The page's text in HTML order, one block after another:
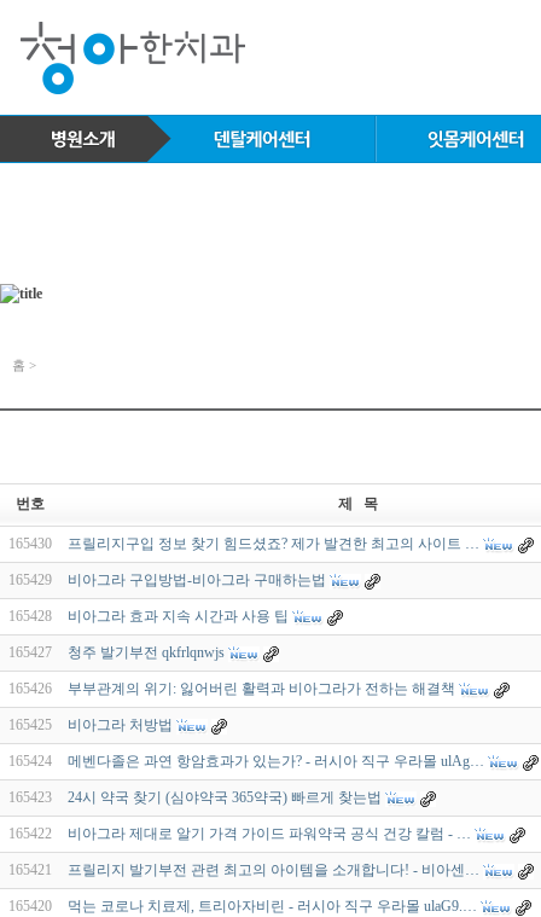
홈 >
번호 제 목
165430 프릴리지구입 정보 찾기 힘드셨죠? 제가 발견한 최고의 사이트 …
165429 비아그라 구입방법-비아그라 구매하는법
165428 비아그라 효과 지속 시간과 사용 팁
165427 청주 발기부전 qkfrlqnwjs
165426 부부관계의 위기: 잃어버린 활력과 비아그라가 전하는 해결책
165425 비아그라 처방법
165424 메벤다졸은 과연 항암효과가 있는가? - 러시아 직구 우라몰 ulAg…
165423 24시 약국 찾기 (심야약국 365약국) 빠르게 찾는법
165422 비아그라 제대로 알기 가격 가이드 파워약국 공식 건강 칼럼 - …
165421 프릴리지 발기부전 관련 최고의 아이템을 소개합니다! - 비아센…
165420 먹는 코로나 치료제, 트리아자비린 - 러시아 직구 우라몰 ulaG9.…